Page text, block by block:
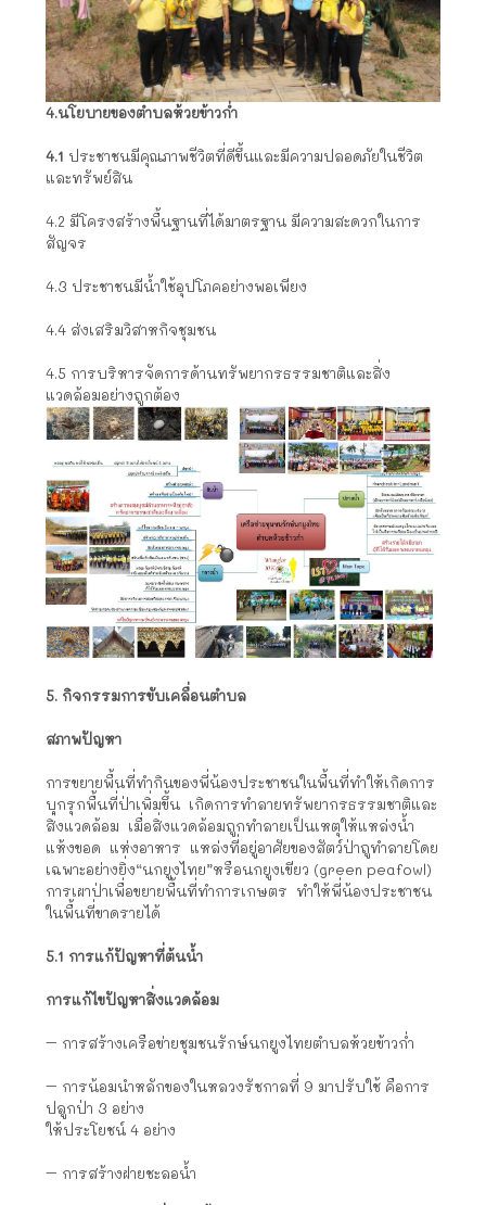
4.นโยบายของตำบลห้วยข้าวก่ำ
4.1 ประชาชนมีคุณภาพชีวิตที่ดีขึ้นและมีความปลอดภัยในชีวิต
และทรัพย์สิน
4.2 มีโครงสร้างพื้นฐานที่ได้มาตรฐาน มีความสะดวกในการ
สัญจร
4.3 ประชาชนมีน้ำใช้อุปโภคอย่างพอเพียง
4.4 ส่งเสริมวิสาหกิจชุมชน
4.5 การบริหารจัดการด้านทรัพยากรธรรมชาติและสิ่ง
แวดล้อมอย่างถูกต้อง
5. กิจกรรมการขับเคลื่อนตำบล
สภาพปัญหา
การขยายพื้นที่ทำกินของพี่น้องประชาชนในพื้นที่ทำให้เกิดการ
บุกรุกพื้นที่ป่าเพิ่มขึ้น เกิดการทำลายทรัพยากรธรรมชาติและ
สิ่งแวดล้อม เมื่อสิ่งแวดล้อมถูกทำลายเป็นเหตุให้แหล่งน้ำ
แห้งขอด แห่งอาหาร แหล่งที่อยู่อาศัยของสัตว์ป่าถูทำลายโดย
เฉพาะอย่างยิ่ง“นกยูงไทย”หรือนกยูงเขียว (green peafowl)
การเผาป่าเพื่อขยายพื้นที่ทำการเกษตร ทำให้พี่น้องประชาชน
ในพื้นที่ขาดรายได้
5.1 การแก้ปัญหาที่ต้นน้ำ
การแก้ไขปัญหาสิ่งแวดล้อม
– การสร้างเครือข่ายชุมชนรักษ์นกยูงไทยตำบลห้วยข้าวก่ำ
– การน้อมนำหลักของในหลวงรัชกาลที่ 9 มาปรับใช้ คือการ
ปลูกป่า 3 อย่าง
ให้ประโยชน์ 4 อย่าง
– การสร้างฝายชะลอน้ำ